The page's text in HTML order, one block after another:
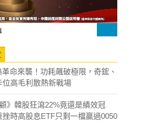
命來襲！功耗飆破極限，奇鋐、
位高毛利散熱新戰場
》韓股狂瀉22%竟還是績效冠
挫時高股息ETF只剩一檔贏過0050